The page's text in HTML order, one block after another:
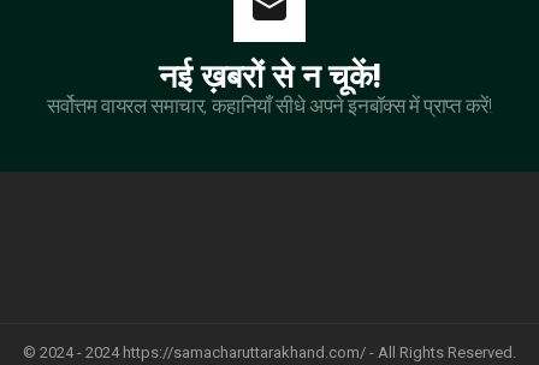
नई ख़बरों से न चूकें!
सर्वोत्तम वायरल समाचार, कहानियाँ सीधे अपने इनबॉक्स में प्राप्त करें!
© 2024 - 2024 https://samacharuttarakhand.com/ - All Rights Reserved.